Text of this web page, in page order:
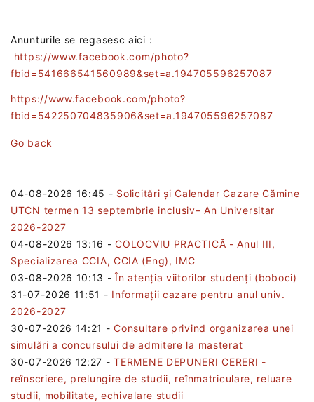
Anunturile se regasesc aici :
https://www.facebook.com/photo?
fbid=541666541560989&set=a.194705596257087
https://www.facebook.com/photo?
fbid=542250704835906&set=a.194705596257087
Go back
04-08-2026 16:45 - Solicitări și Calendar Cazare Cămine
UTCN termen 13 septembrie inclusiv– An Universitar
2026-2027
04-08-2026 13:16 -COLOCVIU PRACTICĂ - Anul III,
Specializarea CCIA, CCIA (Eng), IMC
03-08-2026 10:13 -În atenția viitorilor studenți (boboci)
31-07-2026 11:51 - Informații cazare pentru anul univ.
2026-2027
30-07-2026 14:21 -Consultare privind organizarea unei
simulări a concursului de admitere la masterat
30-07-2026 12:27 -TERMENE DEPUNERI CERERI -
reînscriere, prelungire de studii, reînmatriculare, reluare
studii, mobilitate, echivalare studii